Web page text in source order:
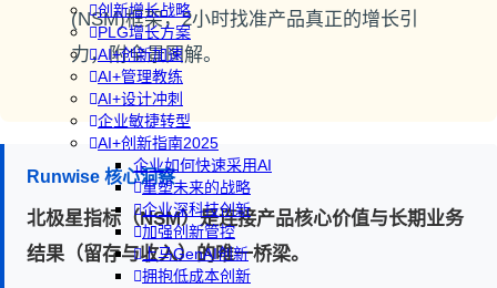
创新增长战略
PLG增长方案
AI+创新加速
AI+管理教练
AI+设计冲刺
企业敏捷转型
AI+创新指南2025
企业如何快速采用AI
重塑未来的战略
企业深科技创新
加强创新管控
上马GenAI创新
拥抱低成本创新
(NSM)框架，2小时找准产品真正的增长引
力，附全景图解。
Runwise 核心洞察
北极星指标（NSM）是连接产品核心价值与长期业务
结果（留存与收入）的唯一桥梁。